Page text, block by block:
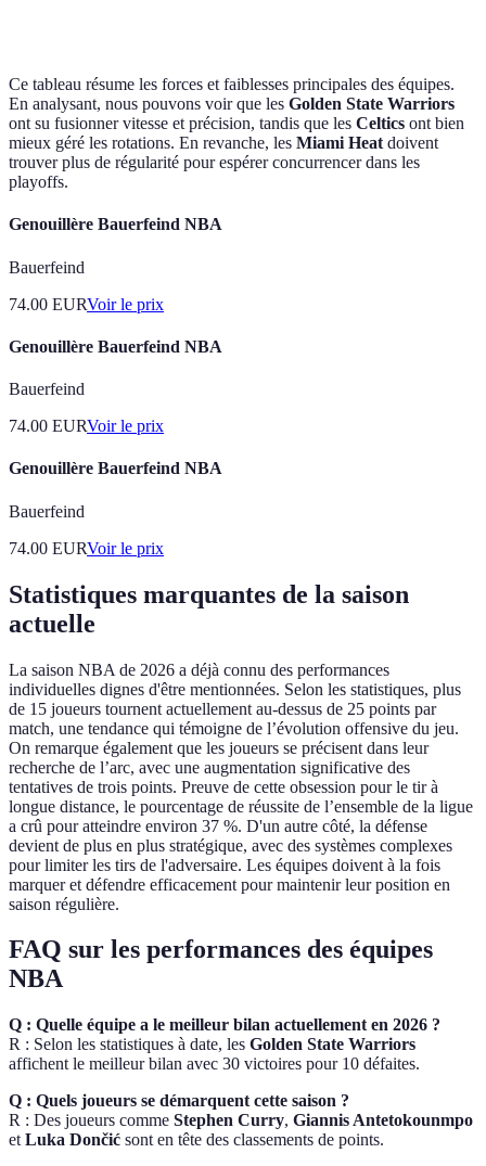
Ce tableau résume les forces et faiblesses principales des équipes.
En analysant, nous pouvons voir que les Golden State Warriors
ont su fusionner vitesse et précision, tandis que les Celtics ont bien
mieux géré les rotations. En revanche, les Miami Heat doivent
trouver plus de régularité pour espérer concurrencer dans les
playoffs.
Genouillère Bauerfeind NBA
Bauerfeind
74.00 EURVoir le prix
Genouillère Bauerfeind NBA
Bauerfeind
74.00 EURVoir le prix
Genouillère Bauerfeind NBA
Bauerfeind
74.00 EURVoir le prix
Statistiques marquantes de la saison
actuelle
La saison NBA de 2026 a déjà connu des performances
individuelles dignes d'être mentionnées. Selon les statistiques, plus
de 15 joueurs tournent actuellement au-dessus de 25 points par
match, une tendance qui témoigne de l’évolution offensive du jeu.
On remarque également que les joueurs se précisent dans leur
recherche de l’arc, avec une augmentation significative des
tentatives de trois points. Preuve de cette obsession pour le tir à
longue distance, le pourcentage de réussite de l’ensemble de la ligue
a crû pour atteindre environ 37 %. D'un autre côté, la défense
devient de plus en plus stratégique, avec des systèmes complexes
pour limiter les tirs de l'adversaire. Les équipes doivent à la fois
marquer et défendre efficacement pour maintenir leur position en
saison régulière.
FAQ sur les performances des équipes
NBA
Q : Quelle équipe a le meilleur bilan actuellement en 2026 ?
R : Selon les statistiques à date, les Golden State Warriors
affichent le meilleur bilan avec 30 victoires pour 10 défaites.
Q : Quels joueurs se démarquent cette saison ?
R : Des joueurs comme Stephen Curry, Giannis Antetokounmpo
et Luka Dončić sont en tête des classements de points.